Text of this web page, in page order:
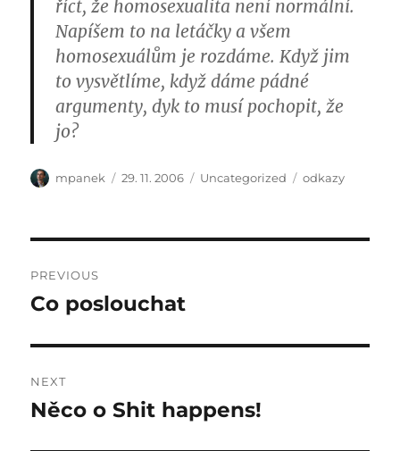
říct, že homosexualita není normální.
Napíšem to na letáčky a všem
homosexuálům je rozdáme. Když jim
to vysvětlíme, když dáme pádné
argumenty, dyk to musí pochopit, že
jo?
Author
mpanek
Posted
29. 11. 2006 Categories
Uncategorized Tags
odkazy
navigation
PREVIOUS
Previous
Co poslouchat
NEXT
Next
Něco o Shit happens!